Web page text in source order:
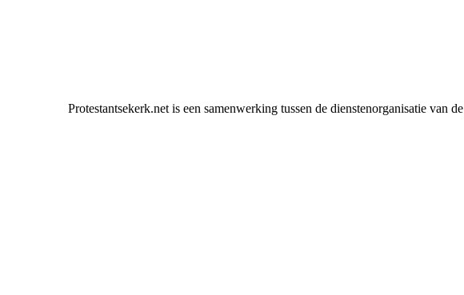
Protestantsekerk.net is een samenwerking tussen de dienstenorganisatie van de